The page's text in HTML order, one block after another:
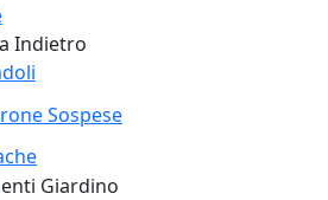
Indietro
Sospese
Giardino